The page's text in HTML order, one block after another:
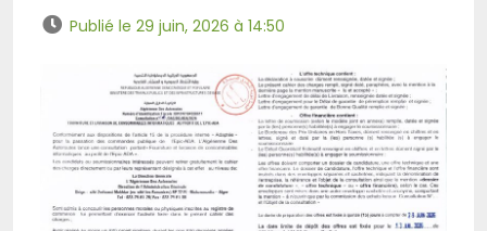
Publié le 29 juin, 2026 à 14:50